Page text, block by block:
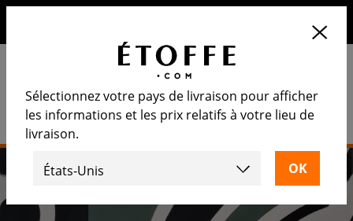
Sélectionnez votre pays de livraison pour afficher
les informations et les prix relatifs à votre lieu de
livraison.